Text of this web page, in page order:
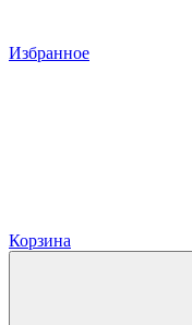
Избранное
Корзина